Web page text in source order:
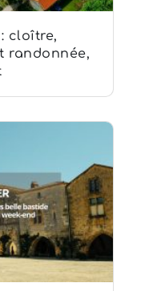
cloître,
randonnée,